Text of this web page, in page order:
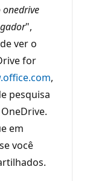
onedrive
",
ver o
for
,
pesquisa
em
você